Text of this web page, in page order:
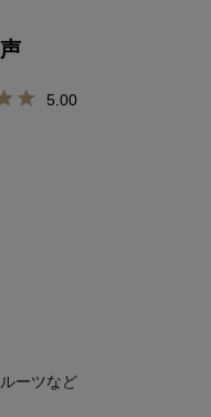
5.00
ーツなど